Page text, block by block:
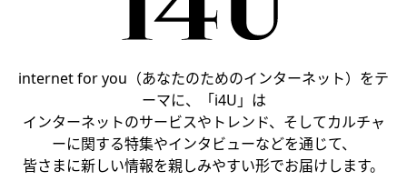
internet for you（あなたのためのインターネット）をテ
ーマに、「i4U」は
インターネットのサービスやトレンド、そしてカルチャ
ーに関する特集やインタビューなどを通じて、
皆さまに新しい情報を親しみやすい形でお届けします。